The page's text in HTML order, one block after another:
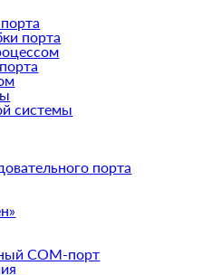
порта
системы
порта
COM-порт